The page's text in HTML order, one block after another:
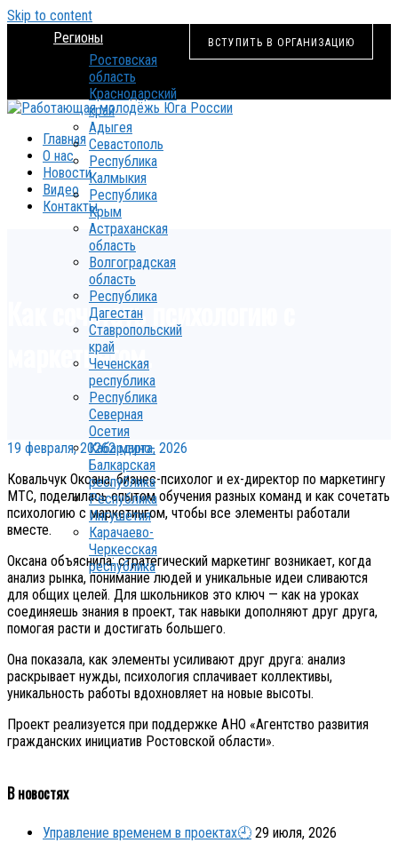
Skip to content
ВСТУПИТЬ В ОРГАНИЗАЦИЮ
Регионы
Ростовская
область
Краснодарский
край
Адыгея
Севастополь
Республика
Калмыкия
Республика
Крым
Астраханская
область
Волгоградская
область
Республика
Дагестан
Ставропольский
край
Чеченская
республика
Республика
Северная
Осетия
Кабардино-
Балкарская
республика
Республика
Ингушетия
Карачаево-
Черкесская
республика
Главная
О нас
Новости
Видео
Контакты
Как сочетать психологию с
маркетингом.
19 февраля, 20262 марта, 2026
Ковальчук Оксана, бизнес-психолог и ex-директор по маркетингу
МТС, поделилась опытом обучения разных команд и как сочетать
психологию с маркетингом, чтобы все элементы работали
вместе.
Оксана объяснила: стратегический маркетинг возникает, когда
анализ рынка, понимание людей и уникальные идеи сливаются
для общих целей. Для школьников это ключ — как на уроках
соединяешь знания в проект, так навыки дополняют друг друга,
помогая расти и достигать большего.
Она показала, как элементы усиливают друг друга: анализ
раскрывает нужды, психология сплачивает коллективы,
уникальность работы вдохновляет на новые высоты.
Проект реализуется при поддержке АНО «Агентство развития
гражданских инициатив Ростовской области».
В новостях
Управление временем в проектах🕘 29 июля, 2026